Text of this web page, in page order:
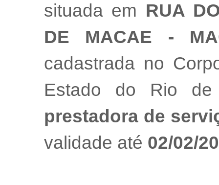
situada em RUA
DE MACAE -
cadastrada no
Estado do Rio
prestadora de
validade até 02/02/